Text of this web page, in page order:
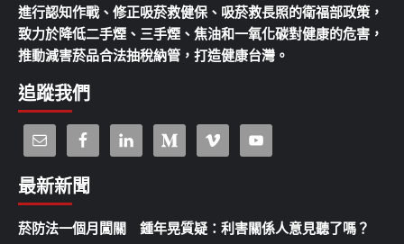
進行認知作戰、修正吸菸救健保、吸菸救長照的衛福部政策，
致力於降低二手煙、三手煙、焦油和一氧化碳對健康的危害，
推動減害菸品合法抽稅納管，打造健康台灣。
追蹤我們
最新新聞
菸防法一個月闖關 鍾年晃質疑：利害關係人意見聽了嗎？